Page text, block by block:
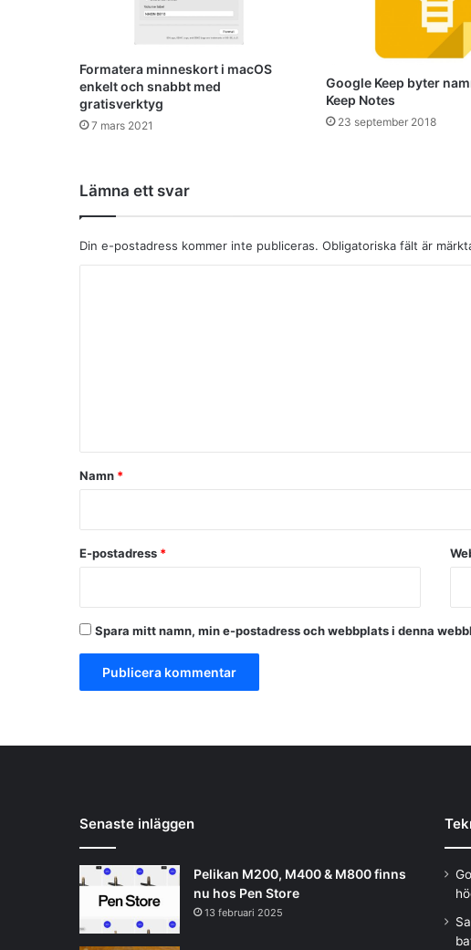
Formatera minneskort i macOS
enkelt och snabbt med
gratisverktyg
7 mars 2021
Google Keep byter
Keep Notes
23 september 2018
Lämna ett svar
Din e-postadress kommer inte publiceras. Obligatoriska fält är
a
Namn *
E-postadress *
Spara mitt namn, min e-postadress och webbplats i denna
Senaste inläggen
Pelikan M200, M400 & M800 finns
nu hos Pen Store
13 februari 2025